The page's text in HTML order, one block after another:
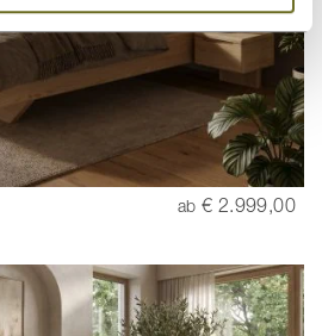
ab € 2.999,00